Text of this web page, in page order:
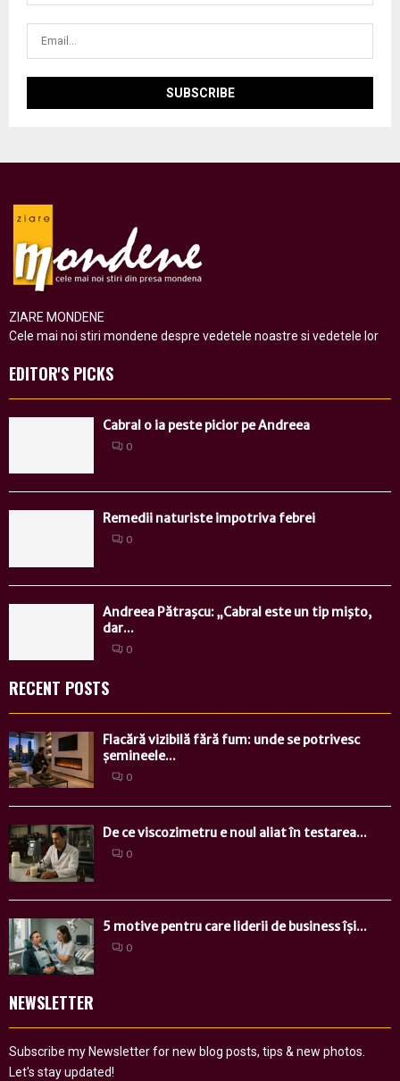
ZIARE MONDENE
Cele mai noi stiri mondene despre vedetele noastre si vedetele lor
EDITOR'S PICKS
Cabral o ia peste picior pe Andreea
0
Remedii naturiste impotriva febrei
0
Andreea Pătraşcu: „Cabral este un tip mişto,
dar...
0
RECENT POSTS
Flacără vizibilă fără fum: unde se potrivesc
șemineele...
0
De ce viscozimetru e noul aliat în testarea...
0
5 motive pentru care liderii de business își...
0
NEWSLETTER
Subscribe my Newsletter for new blog posts, tips & new photos.
Let's stay updated!